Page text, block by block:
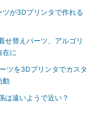
ツが3Dプリンタで作れる
せ替えパーツ、アルゴリ
在に
ツを3Dプリンタでカスタ
動
は遠いようで近い？